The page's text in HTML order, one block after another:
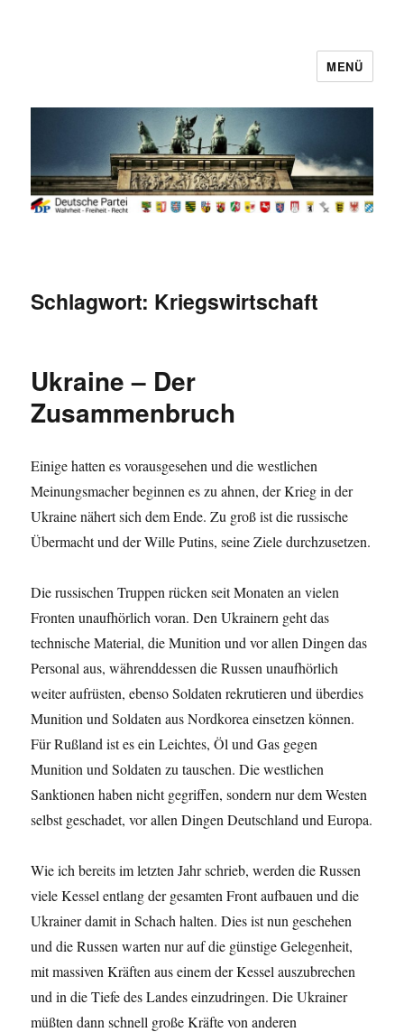
MENÜ
Schlagwort: Kriegswirtschaft
Ukraine – Der
Zusammenbruch
Einige hatten es vorausgesehen und die westlichen
Meinungsmacher beginnen es zu ahnen, der Krieg in der
Ukraine nähert sich dem Ende. Zu groß ist die russische
Übermacht und der Wille Putins, seine Ziele durchzusetzen.
Die russischen Truppen rücken seit Monaten an vielen
Fronten unaufhörlich voran. Den Ukrainern geht das
technische Material, die Munition und vor allen Dingen das
Personal aus, währenddessen die Russen unaufhörlich
weiter aufrüsten, ebenso Soldaten rekrutieren und überdies
Munition und Soldaten aus Nordkorea einsetzen können.
Für Rußland ist es ein Leichtes, Öl und Gas gegen
Munition und Soldaten zu tauschen. Die westlichen
Sanktionen haben nicht gegriffen, sondern nur dem Westen
selbst geschadet, vor allen Dingen Deutschland und Europa.
Wie ich bereits im letzten Jahr schrieb, werden die Russen
viele Kessel entlang der gesamten Front aufbauen und die
Ukrainer damit in Schach halten. Dies ist nun geschehen
und die Russen warten nur auf die günstige Gelegenheit,
mit massiven Kräften aus einem der Kessel auszubrechen
und in die Tiefe des Landes einzudringen. Die Ukrainer
müßten dann schnell große Kräfte von anderen